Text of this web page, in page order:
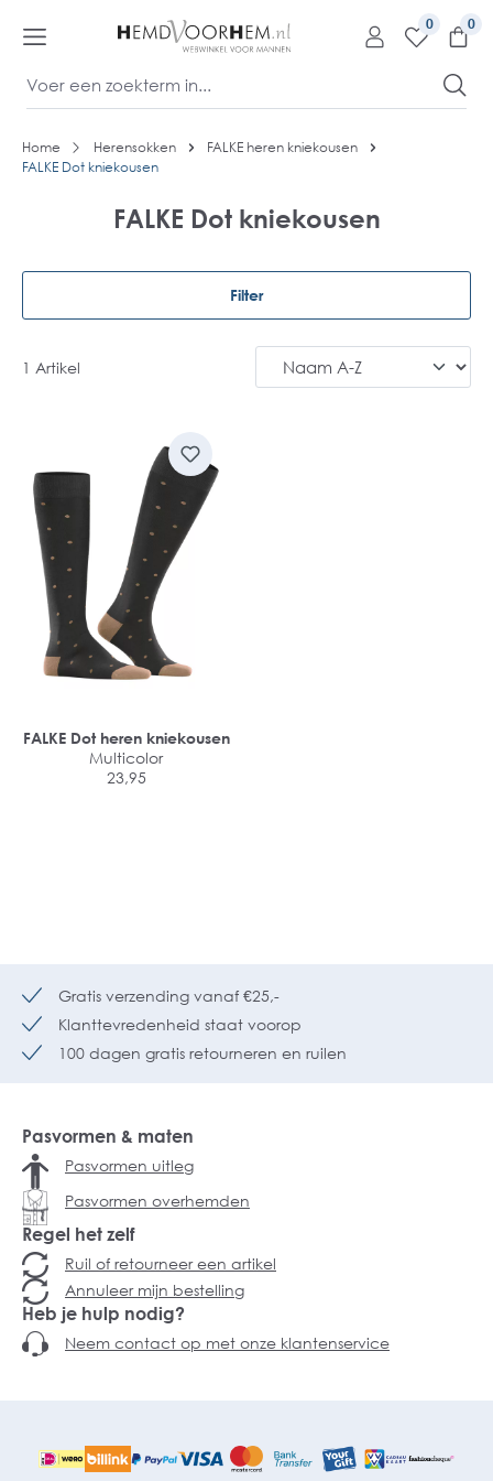
0
Home Herensokken
FALKE heren kniekousen
FALKE Dot kniekousen
FALKE Dot kniekousen
Filter
1 Artikel
FALKE Dot heren kniekousen
Multicolor
23,95
Gratis verzending vanaf €25,-
Klanttevredenheid staat voorop
100 dagen gratis retourneren en ruilen
Pasvormen & maten
Pasvormen uitleg
Pasvormen overhemden
Regel het zelf
Ruil of retourneer een artikel
Annuleer mijn bestelling
Heb je hulp nodig?
Neem contact op met onze klantenservice